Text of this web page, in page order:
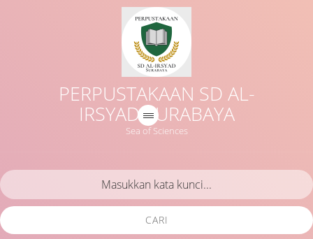
PERPUSTAKAAN SD AL-
IRSYAD SURABAYA
Sea of Sciences
CARI